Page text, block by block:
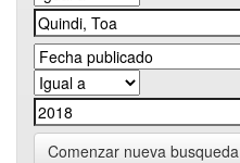
Comenzar nueva busqueda